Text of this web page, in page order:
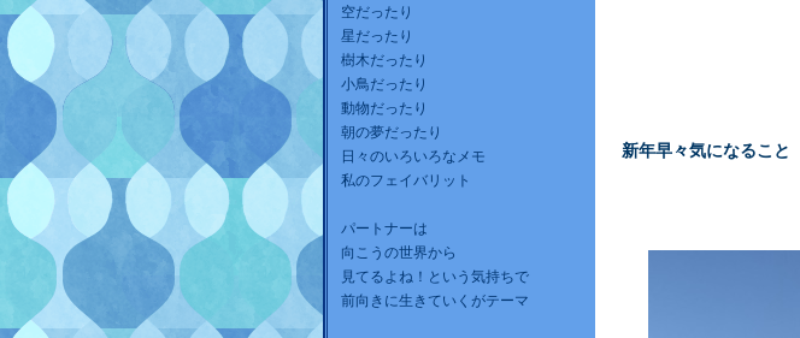
空だったり
星だったり
樹木だったり
小鳥だったり
動物だったり
朝の夢だったり
日々のいろいろなメモ
私のフェイバリット
パートナーは
向こうの世界から
見てるよね！という気持ちで
前向きに生きていくがテーマ
新年早々気になること